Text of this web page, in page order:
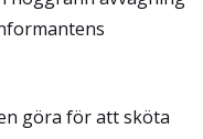
göra för att sköta